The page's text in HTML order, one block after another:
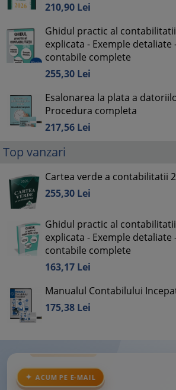
210,90 Lei
Ghidul practic al
explicata - Exemple detaliate
contabile complete
255,30 Lei
Esalonarea la plata a
Procedura completa
217,56 Lei
Top vanzari
Cartea verde a contabilitatii
255,30 Lei
Ghidul practic al
explicata - Exemple detaliate
contabile complete
163,17 Lei
Manualul Contabilului
175,38 Lei
ACUM PE E-MAIL